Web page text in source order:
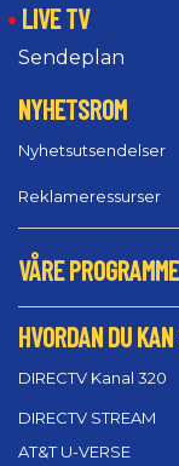
LIVE TV
Sendeplan
NYHETSROM
Nyhetsutsendelser
Reklameressurser
VÅRE
HVORDAN DU
DIRECTV Kanal 320
DIRECTV STREAM
AT&T U-VERSE